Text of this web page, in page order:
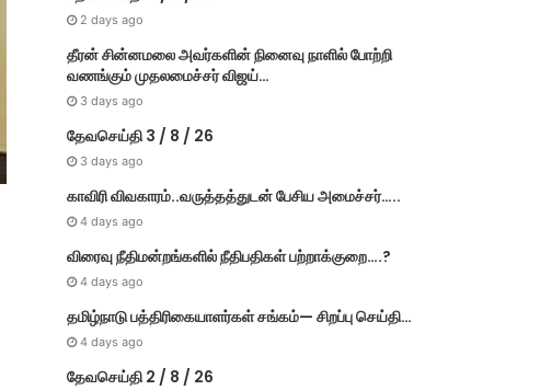
2 days ago
தீரன் சின்னமலை அவர்களின் நினைவு நாளில் போற்றி
வணங்கும் முதலமைச்சர் விஜய்…
3 days ago
தேவசெய்தி 3 / 8 / 26
3 days ago
காவிரி விவகாரம்..வருத்தத்துடன் பேசிய அமைச்சர்…..
4 days ago
விரைவு நீதிமன்றங்களில் நீதிபதிகள் பற்றாக்குறை….?
4 days ago
தமிழ்நாடு பத்திரிகையாளர்கள் சங்கம்— சிறப்பு செய்தி…
4 days ago
தேவசெய்தி 2 / 8 / 26